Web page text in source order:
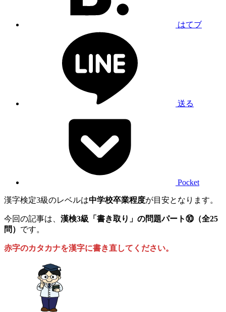
はてブ
送る
Pocket
漢字検定3級のレベルは中学校卒業程度が目安となります。
今回の記事は、 漢検3級「書き取り」の問題パート⑩（全25
問） です。
赤字のカタカナを漢字に書き直してください。